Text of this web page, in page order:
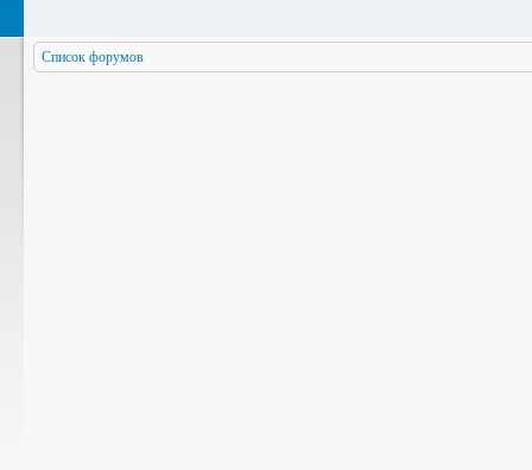
Список форумов